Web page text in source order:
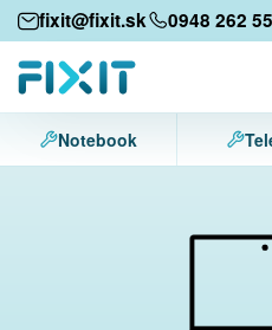
fixit@fixit.sk 0948 262
Mobilné zariadenia
Mobilné telefóny
Tablety
Notebook